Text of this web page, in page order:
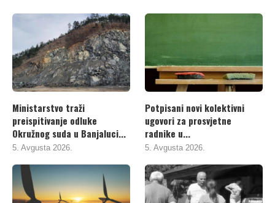
Ministarstvo traži
preispitivanje odluke
Okružnog suda u Banjaluci...
5. Avgusta 2026.
Potpisani novi kolektivni
ugovori za prosvjetne
radnike u...
5. Avgusta 2026.